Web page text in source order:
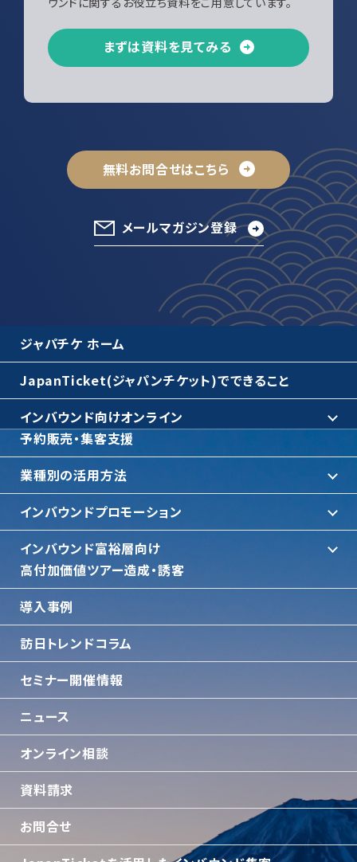
まずは資料を見てみる
無料お問合せはこちら
メールマガジン登録
ジャパチケ ホーム
JapanTicket(ジャパンチケット)でできること
インバウンド向けオンライン
予約販売・集客支援
業種別の活用方法
インバウンドプロモーション
インバウンド富裕層向け
⾼付加価値ツアー造成・誘客
導入事例
訪日トレンドコラム
セミナー開催情報
ニュース
オンライン相談
資料請求
お問合せ